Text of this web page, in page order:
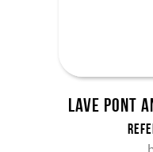
Lave pont